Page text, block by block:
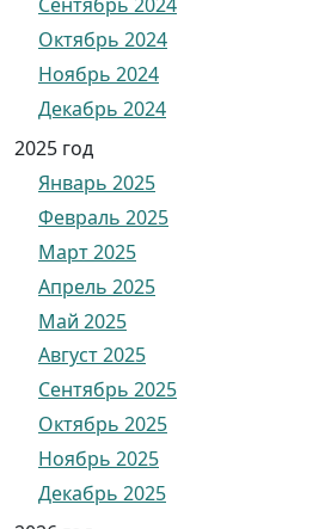
Октябрь 2024
Ноябрь 2024
Декабрь 2024
2025 год
Январь 2025
Февраль 2025
Март 2025
Апрель 2025
Май 2025
Август 2025
Сентябрь 2025
Октябрь 2025
Ноябрь 2025
Декабрь 2025